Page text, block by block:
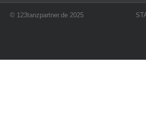
© 123tanzpartner.de 2025